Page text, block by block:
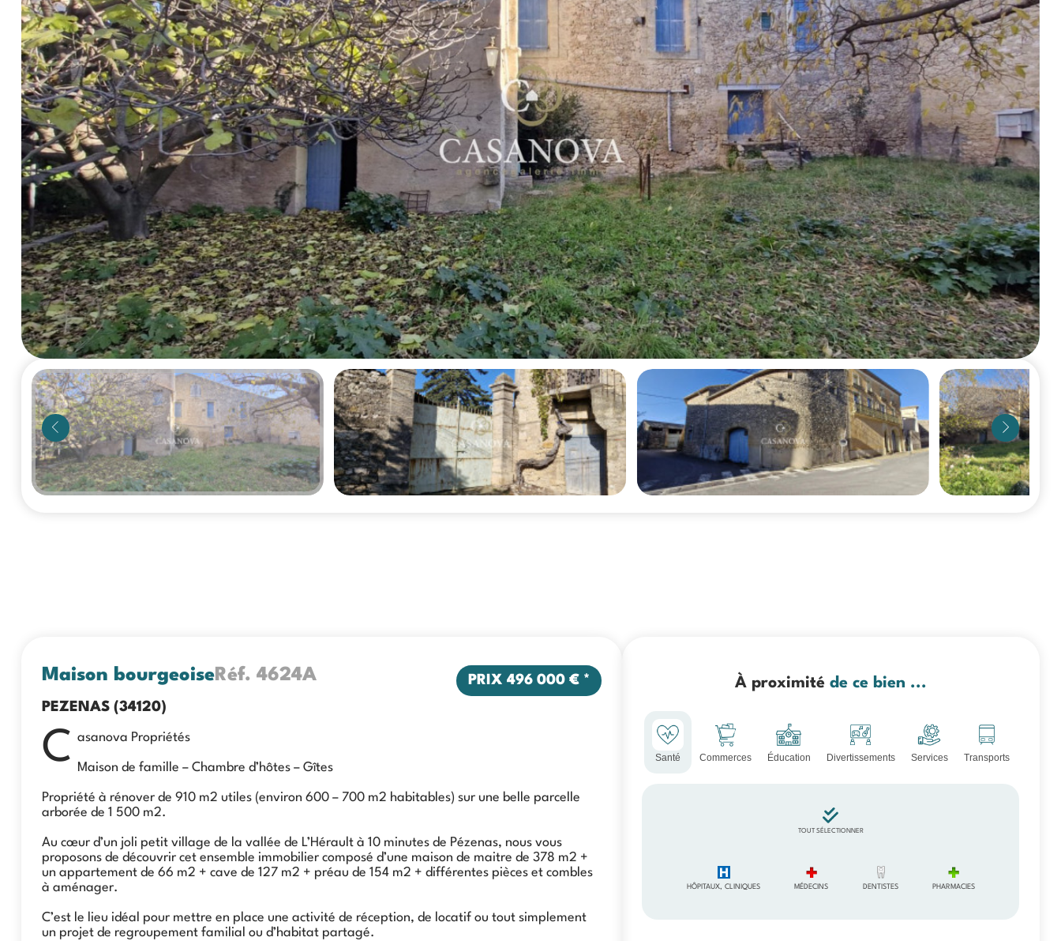
Maison bourgeoiseRéf. 4624A
PEZENAS (34120)
PRIX 496 000 € *
C asanova Propriétés
Maison de famille – Chambre d’hôtes – Gîtes
Propriété à rénover de 910 m2 utiles (environ 600 – 700 m2 habitables) sur une belle parcelle
arborée de 1 500 m2.
Au cœur d’un joli petit village de la vallée de L’Hérault à 10 minutes de Pézenas, nous vous
proposons de découvrir cet ensemble immobilier composé d’une maison de maitre de 378 m2 +
un appartement de 66 m2 + cave de 127 m2 + préau de 154 m2 + différentes pièces et combles
à aménager.
C’est le lieu idéal pour mettre en place une activité de réception, de locatif ou tout simplement
un projet de regroupement familial ou d’habitat partagé.
À proximité de ce bien ...
Santé Commerces Éducation Divertissements Services Transports
TOUT SÉLECTIONNER
HÔPITAUX, CLINIQUES MÉDECINS DENTISTES PHARMACIES